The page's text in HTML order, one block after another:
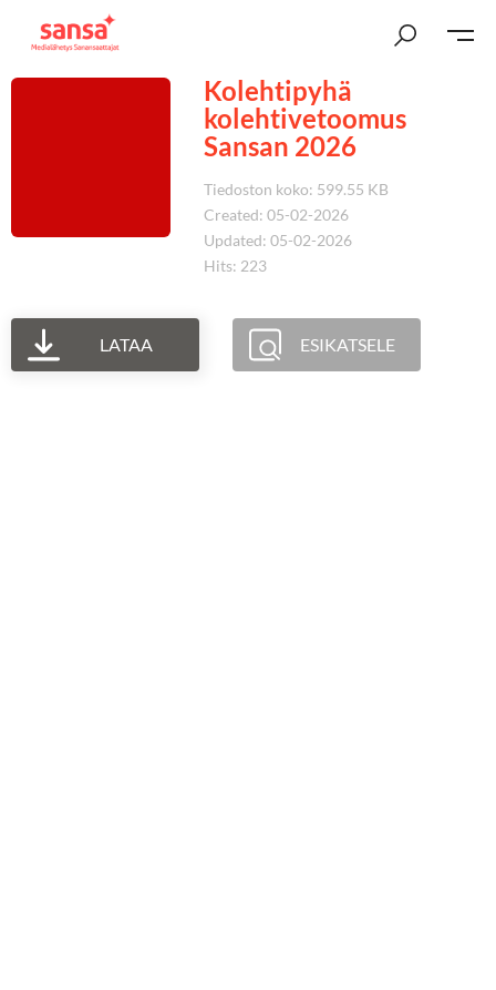
Kolehtipyhä
kolehtivetoomus
Sansan 2026
Tiedoston koko: 599.55 KB
Created: 05-02-2026
Updated: 05-02-2026
Hits: 223
LATAA ESIKATSELE